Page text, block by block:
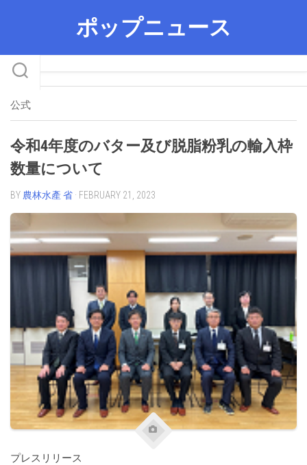
ポップニュース
公式
令和4年度のバター及び脱脂粉乳の輸入枠
数量について
BY 農林水產 省 · FEBRUARY 21, 2023
プレスリリース